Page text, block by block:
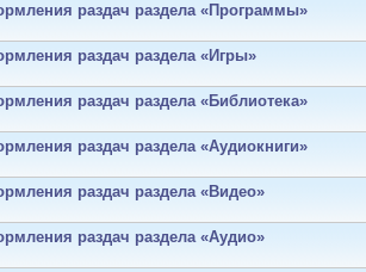
раздач раздела «Программы»
раздач раздела «Игры»
раздач раздела «Библиотека»
раздач раздела «Аудиокниги»
раздач раздела «Видео»
раздач раздела «Аудио»